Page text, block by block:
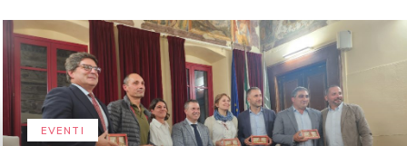
EVENTI